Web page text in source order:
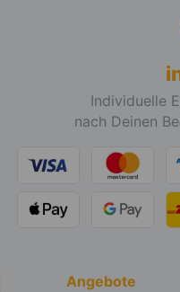
Individuelle
nach Deinen
Angebote